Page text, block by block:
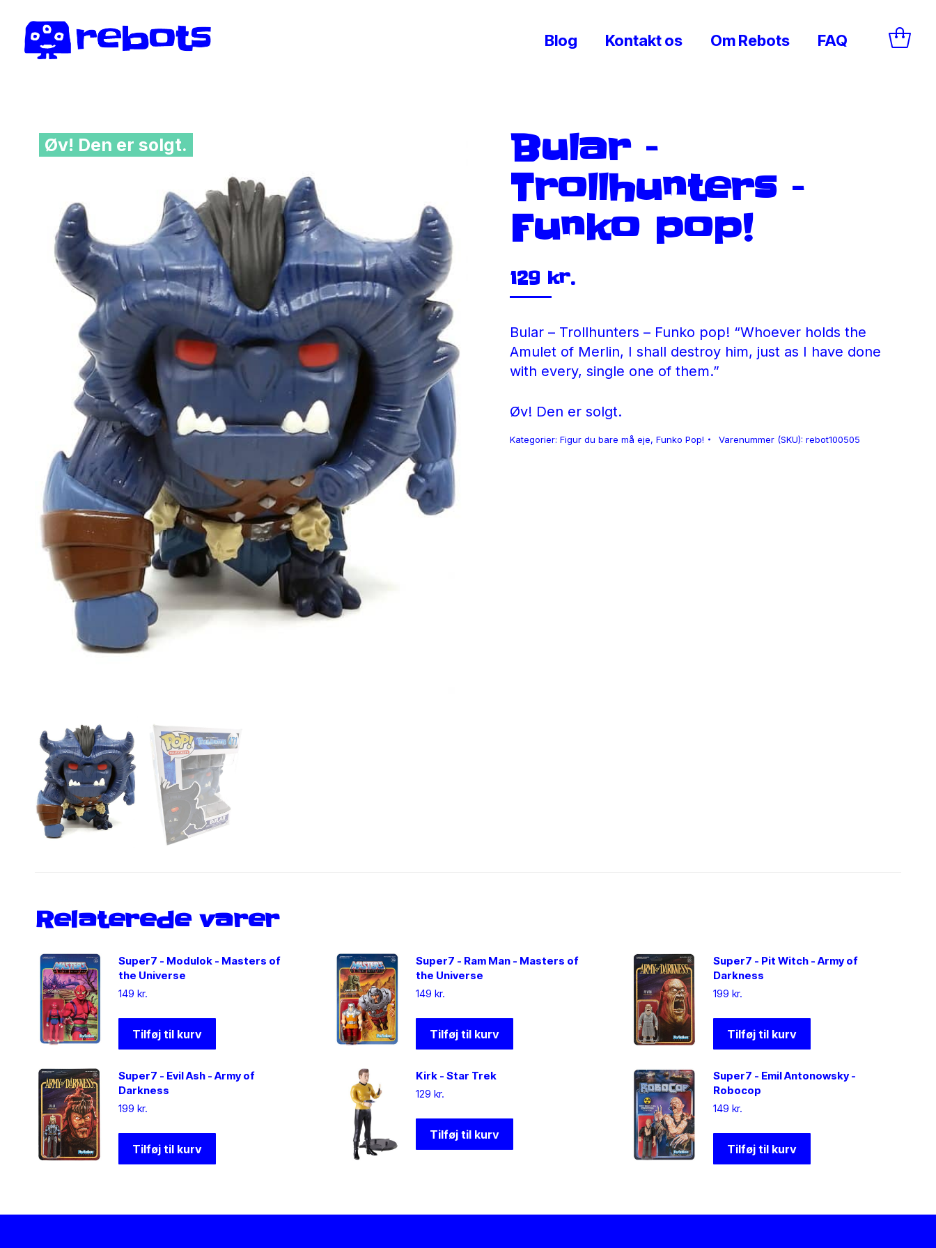
Blog Kontakt os Om Rebots FAQ
Øv! Den er solgt. Bular –
Trollhunters –
Funko pop!
129 kr.
Bular – Trollhunters – Funko pop! “Whoever holds the
Amulet of Merlin, I shall destroy him, just as I have done
with every, single one of them.”
Øv! Den er solgt.
Kategorier: Figur du bare må eje, Funko Pop! Varenummer (SKU): rebot100505
Relaterede varer
Super7 - Modulok - Masters of
the Universe
149 kr.
Tilføj til kurv
Super7 - Ram Man - Masters of
the Universe
149kr.
Tilføj til kurv
Super7 - Pit Witch - Army of
Darkness
199kr.
Tilføj til kurv
Super7 - Evil Ash - Army of
Darkness
199 kr.
Tilføj til kurv
Kirk - Star Trek
129kr.
Tilføj til kurv
Super7 - Emil Antonowsky -
Robocop
149kr.
Tilføj til kurv